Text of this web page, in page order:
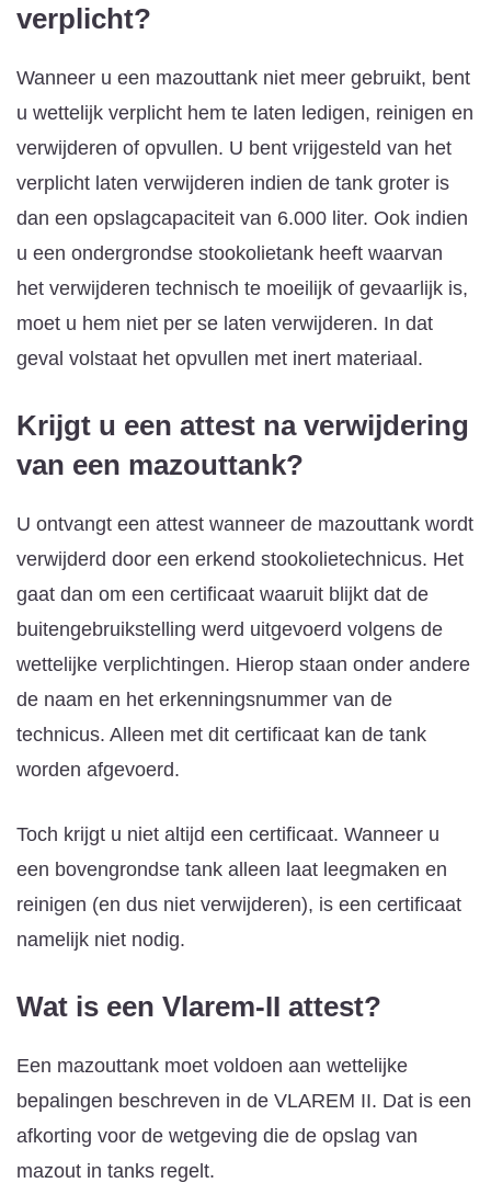
verplicht?
Wanneer u een mazouttank niet meer gebruikt, bent
u wettelijk verplicht hem te laten ledigen, reinigen en
verwijderen of opvullen. U bent vrijgesteld van het
verplicht laten verwijderen indien de tank groter is
dan een opslagcapaciteit van 6.000 liter. Ook indien
u een ondergrondse stookolietank heeft waarvan
het verwijderen technisch te moeilijk of gevaarlijk is,
moet u hem niet per se laten verwijderen. In dat
geval volstaat het opvullen met inert materiaal.
Krijgt u een attest na verwijdering
van een mazouttank?
U ontvangt een attest wanneer de mazouttank wordt
verwijderd door een erkend stookolietechnicus. Het
gaat dan om een certificaat waaruit blijkt dat de
buitengebruikstelling werd uitgevoerd volgens de
wettelijke verplichtingen. Hierop staan onder andere
de naam en het erkenningsnummer van de
technicus. Alleen met dit certificaat kan de tank
worden afgevoerd.
Toch krijgt u niet altijd een certificaat. Wanneer u
een bovengrondse tank alleen laat leegmaken en
reinigen (en dus niet verwijderen), is een certificaat
namelijk niet nodig.
Wat is een Vlarem-II attest?
Een mazouttank moet voldoen aan wettelijke
bepalingen beschreven in de VLAREM II. Dat is een
afkorting voor de wetgeving die de opslag van
mazout in tanks regelt.